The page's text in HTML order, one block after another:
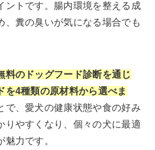
ントです。腸内環境を整える成
、糞の臭いが気になる場合でも
料のドッグフード診断を通じ
を4種類の原材料から選べま
で、愛犬の健康状態や食の好み
りやすくなり、個々の犬に最適
力です。